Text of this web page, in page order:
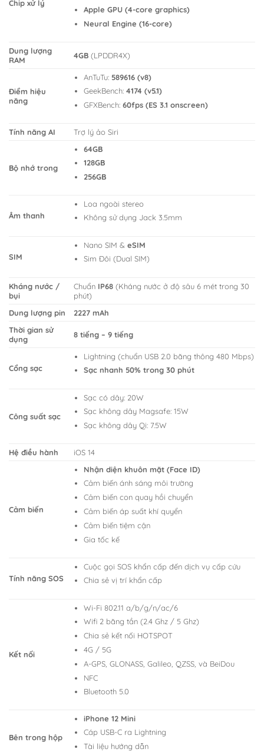
Chip xử lý
Apple GPU (4-core graphics)
Neural Engine (16-core)
Dung lượng
RAM
4GB (LPDDR4X)
Điểm hiệu
năng
AnTuTu: 589616 (v8)
GeekBench:4174 (v5.1)
GFXBench:60fps (ES 3.1 onscreen)
Tính năng AI Trợ lý ảo Siri
Bộ nhớ trong
64GB
128GB
256GB
Âm thanh
Loa ngoài stereo
Không sử dụng Jack 3.5mm
SIM
Nano SIM &eSIM
Sim Đôi (Dual SIM)
Kháng nước /
bụi
Chuẩn IP68(Kháng nước ở độ sâu 6 mét trong 30
phút)
Dung lượng pin
2227 mAh
Thời gian sử
dụng
8 tiếng – 9 tiếng
Cổng sạc
Lightning (chuẩn USB 2.0 băng thông 480 Mbps)
Sạc nhanh 50% trong 30 phút
Công suất sạc
Sạc có dây: 20W
Sạc không dây Magsafe: 15W
Sạc không dây Qi: 7.5W
Hệ điều hành iOS 14
Cảm biến
Nhận diện khuôn mặt (Face ID)
Cảm biến ánh sáng môi trường
Cảm biến con quay hồi chuyển
Cảm biến áp suất khí quyển
Cảm biến tiệm cận
Gia tốc kế
Tính năng SOS
Cuộc gọi SOS khẩn cấp đến dịch vụ cấp cứu
Chia sẻ vị trí khẩn cấp
Kết nối
Wi-Fi 802.11 a/b/g/n/ac/6
Wifi 2 băng tần (2.4 Ghz / 5 Ghz)
Chia sẻ kết nối HOTSPOT
4G / 5G
A-GPS, GLONASS, Galileo, QZSS, và BeiDou
NFC
Bluetooth 5.0
Bên trong hộp
iPhone 12 Mini
Cáp USB-C ra Lightning
Tài liệu hướng dẫn